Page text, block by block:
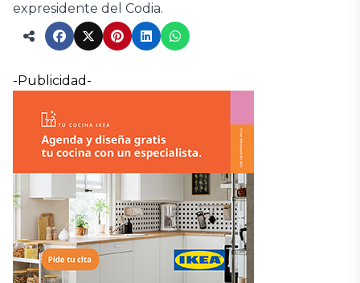
expresidente del Codia.
-Publicidad-